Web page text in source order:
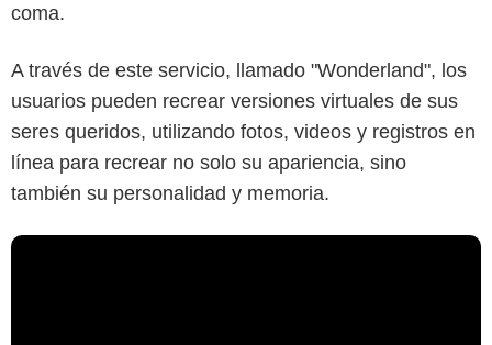
coma.
A través de este servicio, llamado "Wonderland", los
usuarios pueden recrear versiones virtuales de sus
seres queridos, utilizando fotos, videos y registros en
línea para recrear no solo su apariencia, sino
también su personalidad y memoria.